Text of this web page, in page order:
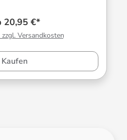
20,95 €*
Versandkosten
Kaufen